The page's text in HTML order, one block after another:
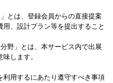
とは、登録会員からの直接提案
、設計プラン等を提出すること
野」とは、本サービス内で出展
します。
用するにあたり遵守すべき事項